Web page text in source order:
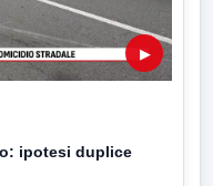
▶
ipotesi duplice